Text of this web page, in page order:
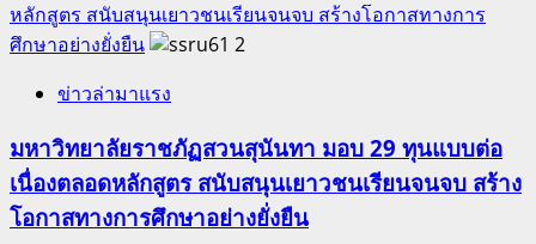
หลักสูตร สนับสนุนเยาวชนเรียนจนจบ สร้างโอกาสทางการ
ศึกษาอย่างยั่งยืน
2
ข่าวล่ามาแรง
มหาวิทยาลัยราชภัฏสวนสุนันทา มอบ 29 ทุนแบบต่อ
เนื่องตลอดหลักสูตร สนับสนุนเยาวชนเรียนจนจบ สร้าง
โอกาสทางการศึกษาอย่างยั่งยืน